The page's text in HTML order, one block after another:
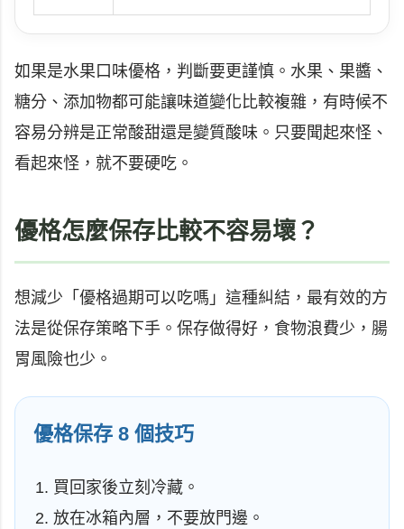
如果是水果口味優格，判斷要更謹慎。水果、果醬、
糖分、添加物都可能讓味道變化比較複雜，有時候不
容易分辨是正常酸甜還是變質酸味。只要聞起來怪、
看起來怪，就不要硬吃。
優格怎麼保存比較不容易壞？
想減少「優格過期可以吃嗎」這種糾結，最有效的方
法是從保存策略下手。保存做得好，食物浪費少，腸
胃風險也少。
優格保存 8 個技巧
買回家後立刻冷藏。
放在冰箱內層，不要放門邊。